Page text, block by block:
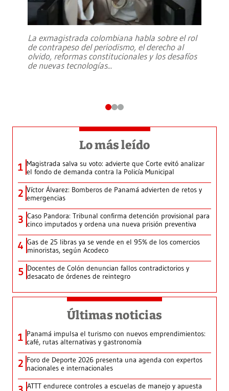
La exmagistrada colombiana habla sobre el rol
de contrapeso del periodismo, el derecho al
olvido, reformas constitucionales y los desafíos
de nuevas tecnologías...
Lo más leído
1 Magistrada salva su voto: advierte que Corte evitó analizar
el fondo de demanda contra la Policía Municipal
2 Víctor Álvarez: Bomberos de Panamá advierten de retos y
emergencias
3 Caso Pandora: Tribunal confirma detención provisional para
cinco imputados y ordena una nueva prisión preventiva
4 Gas de 25 libras ya se vende en el 95% de los comercios
minoristas, según Acodeco
5 Docentes de Colón denuncian fallos contradictorios y
desacato de órdenes de reintegro
Últimas noticias
1 Panamá impulsa el turismo con nuevos emprendimientos:
café, rutas alternativas y gastronomía
2 Foro de Deporte 2026 presenta una agenda con expertos
nacionales e internacionales
ATTT endurece controles a escuelas de manejo y apuesta